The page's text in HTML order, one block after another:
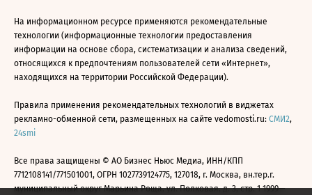
На информационном ресурсе применяются рекомендательные
технологии (информационные технологии предоставления
информации на основе сбора, систематизации и анализа сведений,
относящихся к предпочтениям пользователей сети «Интернет»,
находящихся на территории Российской Федерации).
Правила применения рекомендательных технологий в виджетах
рекламно-обменной сети, размещенных на сайте vedomosti.ru: СМИ2,
24smi
Все права защищены © АО Бизнес Ньюс Медиа, ИНН/КПП
7712108141/771501001, ОГРН 1027739124775, 127018, г. Москва, вн.тер.г.
муниципальный округ Марьина Роща, ул. Полковая, д. 3, стр. 1 1999—